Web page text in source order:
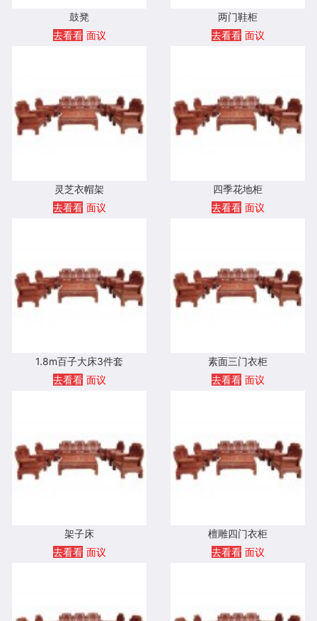
鼓凳
去看看 面议
两门鞋柜
去看看 面议
灵芝衣帽架
去看看 面议
四季花地柜
去看看 面议
1.8m百子大床3件套
去看看 面议
素面三门衣柜
去看看 面议
架子床
去看看 面议
檀雕四门衣柜
去看看 面议